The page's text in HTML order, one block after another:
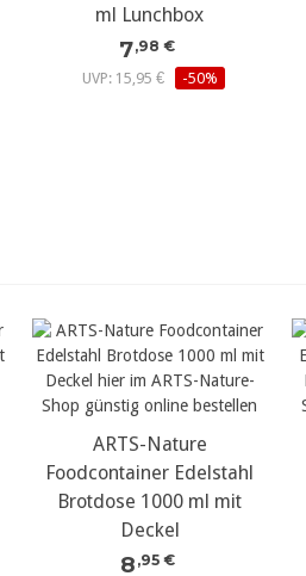
ml Lunchbox
7,98 €
UVP: 15,95 €
-50%
ARTS-Nature
Foodcontainer Edelstahl
Brotdose 1000 ml mit
Deckel
8 ,95 €